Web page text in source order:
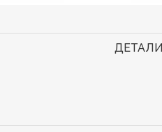
ДЕТАЛИ